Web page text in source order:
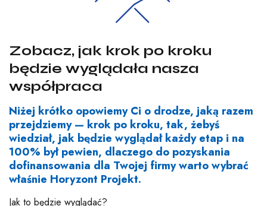
Zobacz, jak krok po kroku
będzie wyglądała nasza
współpraca
Niżej krótko opowiemy Ci o drodze, jaką razem
przejdziemy — krok po kroku, tak, żebyś
wiedział, jak będzie wyglądał każdy etap i na
100% był pewien, dlaczego do pozyskania
dofinansowania dla Twojej firmy warto wybrać
właśnie Horyzont Projekt.
Jak to będzie wyglądać?